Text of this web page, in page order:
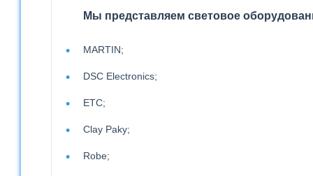
Мы представляем световое
MARTIN;
DSC Electronics;
ETC;
Clay Paky;
Robe;